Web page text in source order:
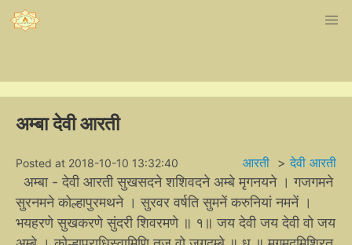
अम्बा देवी आरती
आरती >देवी आरती
Posted at 2018-10-10 13:32:40
अम्बा - देवी आरती सुखसदने शशिवदने अम्बे मृगनयने । गजगमने
सुरनमने कोल्हापुरमथने । सुरवर वर्षति सुमनें करुनियां नमनें ।
भयहरणे सुखकरणे सुंदरी शिवरमणे ॥ १॥ जय देवी जय देवी वो जय